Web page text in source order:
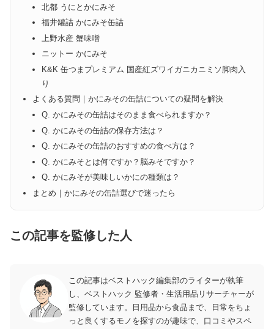
北都 うにとかにみそ
福井罐詰 かにみそ缶詰
上野水産 蟹味噌
ニットー かにみそ
K&K 缶つまプレミアム 国産紅ズワイガニカニミソ脚肉入
り
よくある質問｜かにみその缶詰についての疑問を解決
Q. かにみその缶詰はそのまま食べられますか？
Q. かにみその缶詰の保存方法は？
Q. かにみその缶詰のおすすめの食べ方は？
Q. かにみそとは何ですか？脳みそですか？
Q. かにみそが美味しいかにの種類は？
まとめ｜かにみその缶詰選びで迷ったら
この記事を監修した人
この記事はベストハック編集部のライターが執筆
し、ベストハック 監修者・生活用品リサーチャーが
監修しています。日用品から食品まで、日常をちょ
っと良くするモノを探すのが趣味で、口コミやスペ